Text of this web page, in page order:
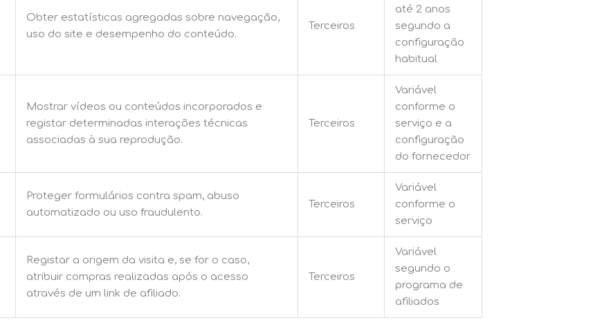
Obter estatísticas agregadas sobre navegação,
uso do site e desempenho do conteúdo.
Terceiros
até 2 anos
segundo a
configuração
habitual
Mostrar vídeos ou conteúdos incorporados e
registar determinadas interações técnicas
associadas à sua reprodução.
Terceiros
Variável
conforme o
serviço e a
configuração
do fornecedor
Proteger formulários contra spam, abuso
automatizado ou uso fraudulento.
Terceiros
Variável
conforme o
serviço
Registar a origem da visita e, se for o caso,
atribuir compras realizadas após o acesso
através de um link de afiliado.
Terceiros
Variável
segundo o
programa de
afiliados